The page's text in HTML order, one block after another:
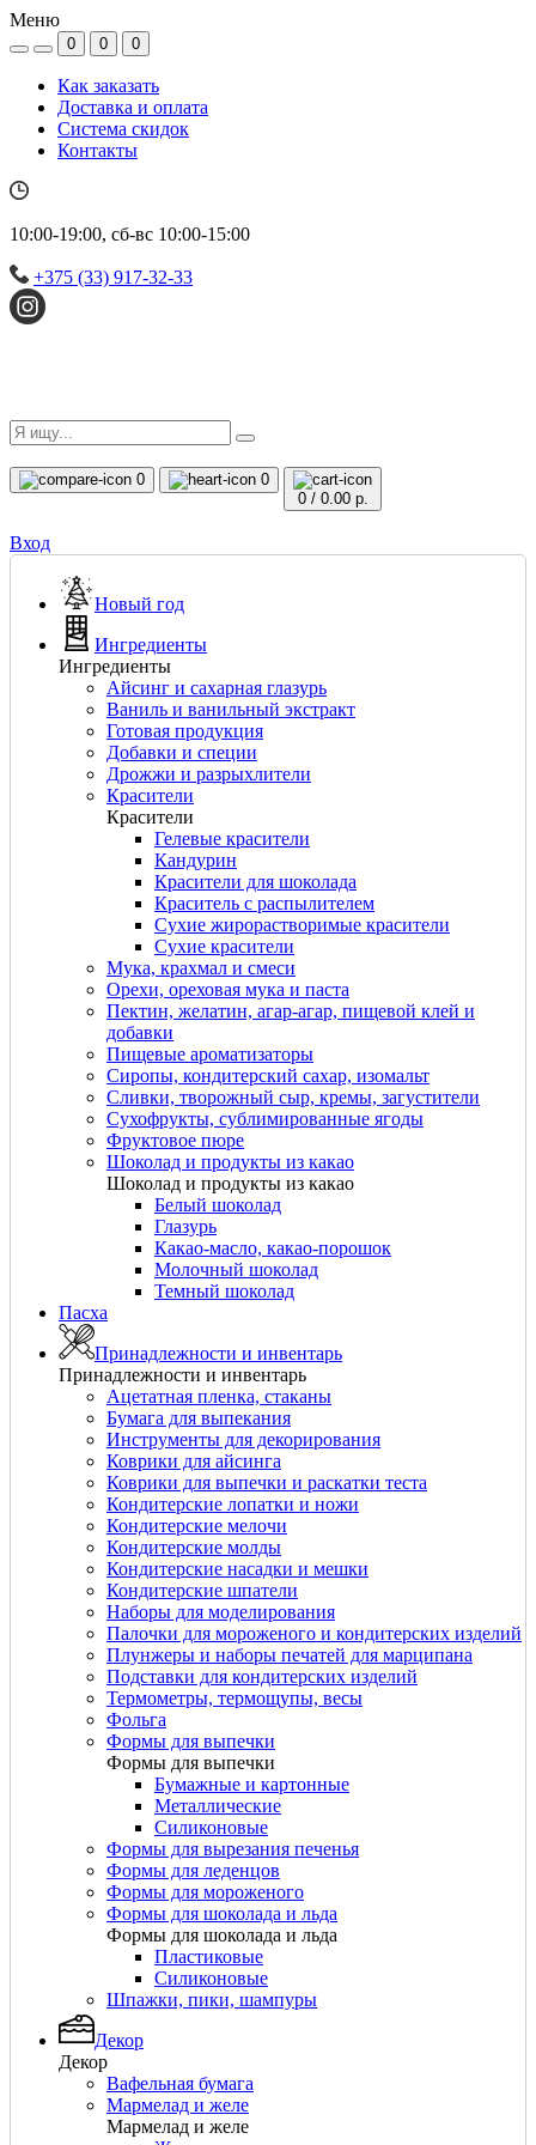
Меню
0 0 0
Как заказать
Доставка и оплата
Система скидок
Контакты
10:00-19:00, сб-вс 10:00-15:00
+375 (33) 917-32-33
0
0
0/ 0.00 р.
Вход
Новый год
Ингредиенты
Ингредиенты
Айсинг и сахарная глазурь
Ваниль и ванильный экстракт
Готовая продукция
Добавки и специи
Дрожжи и разрыхлители
Красители
Красители
Гелевые красители
Кандурин
Красители для шоколада
Краситель с распылителем
Сухие жирорастворимые красители
Сухие красители
Мука, крахмал и смеси
Орехи, ореховая мука и паста
Пектин, желатин, агар-агар, пищевой клей и
добавки
Пищевые ароматизаторы
Сиропы, кондитерский сахар, изомальт
Сливки, творожный сыр, кремы, загустители
Сухофрукты, сублимированные ягоды
Фруктовое пюре
Шоколад и продукты из какао
Шоколад и продукты из какао
Белый шоколад
Глазурь
Какао-масло, какао-порошок
Молочный шоколад
Темный шоколад
Пасха
Принадлежности и инвентарь
Принадлежности и инвентарь
Ацетатная пленка, стаканы
Бумага для выпекания
Инструменты для декорирования
Коврики для айсинга
Коврики для выпечки и раскатки теста
Кондитерские лопатки и ножи
Кондитерские мелочи
Кондитерские молды
Кондитерские насадки и мешки
Кондитерские шпатели
Наборы для моделирования
Палочки для мороженого и кондитерских изделий
Плунжеры и наборы печатей для марципана
Подставки для кондитерских изделий
Термометры, термощупы, весы
Фольга
Формы для выпечки
Формы для выпечки
Бумажные и картонные
Металлические
Силиконовые
Формы для вырезания печенья
Формы для леденцов
Формы для мороженого
Формы для шоколада и льда
Формы для шоколада и льда
Пластиковые
Силиконовые
Шпажки, пики, шампуры
Декор
Декор
Вафельная бумага
Мармелад и желе
Мармелад и желе